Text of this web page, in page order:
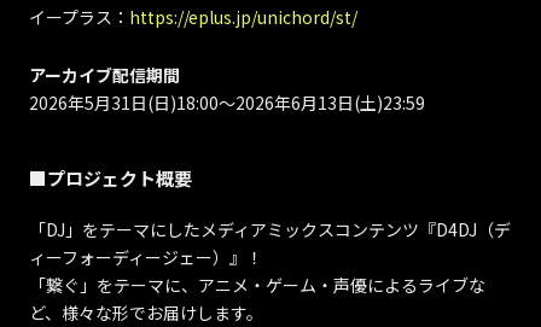
イープラス： https://eplus.jp/unichord/st/
アーカイブ配信期間
2026年5月31日(日)18:00〜2026年6月13日(土)23:59
■プロジェクト概要
「DJ」をテーマにしたメディアミックスコンテンツ『D4DJ（デ
ィーフォーディージェー）』！
「繋ぐ」をテーマに、アニメ・ゲーム・声優によるライブな
ど、様々な形でお届けします。